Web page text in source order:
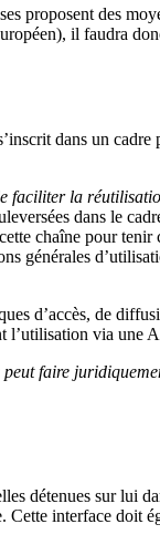
proposent des
il faudra
dans un
faciliter la
dans le
chaîne pour
générales
d’accès, de
via une
faire
détenues sur lui
interface doit